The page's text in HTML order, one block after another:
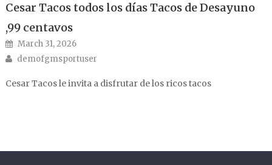
Cesar Tacos todos los días Tacos de Desayuno
,99 centavos
Posted on
March 31, 2026
Author
demofgmsportuser
Cesar Tacos le invita a disfrutar de los ricos tacos